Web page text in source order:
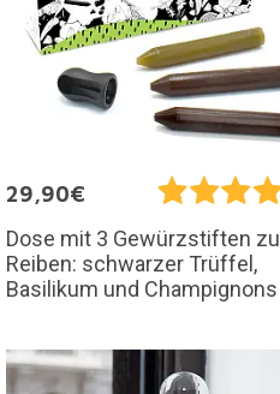
29,90€
Dose mit 3 Gewürzstiften
Reiben: schwarzer Trüffel,
Basilikum und Champignons